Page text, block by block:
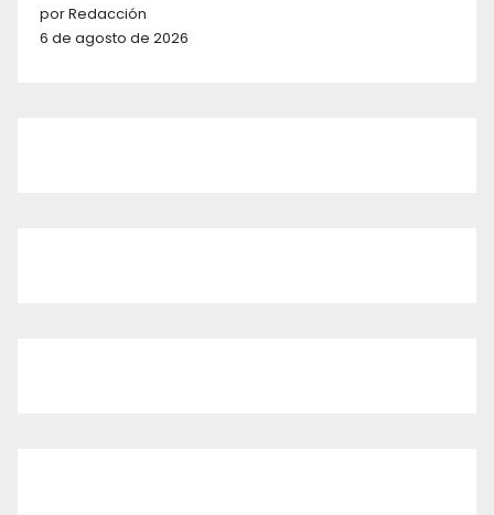
por Redacción
6 de agosto de 2026